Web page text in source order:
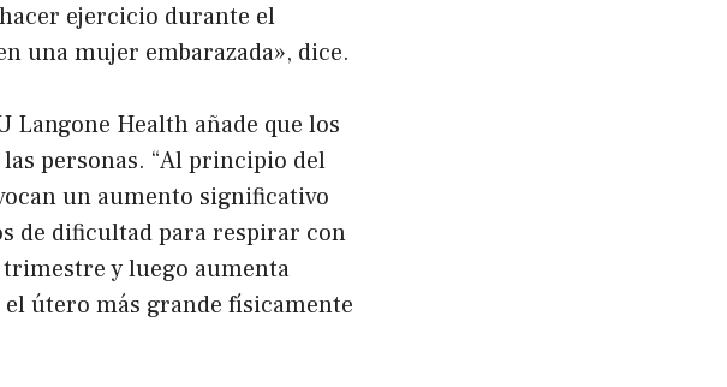
ejercicio durante el
una mujer embarazada», dice.
Langone Health añade que los
personas. “Al principio del
un aumento significativo
de dificultad para respirar con
trimestre y luego aumenta
útero más grande físicamente